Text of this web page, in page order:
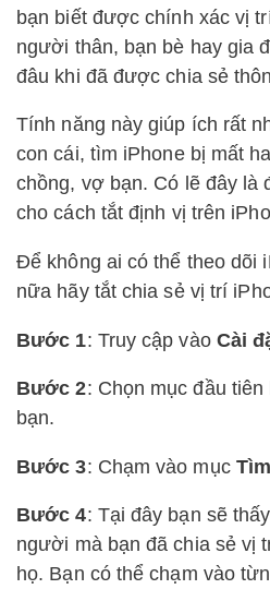
bạn biết được chính xác vị
người thân, bạn bè hay gia
đâu khi đã được chia sẻ
Tính năng này giúp ích rất
con cái, tìm iPhone bị mất
chồng, vợ bạn. Có lẽ đây là
cho cách tắt định vị trên
Để không ai có thể theo dõi
nữa hãy tắt chia sẻ vị trí
Bước 1: Truy cập vào Cài
Bước 2: Chọn mục đầu
bạn.
Bước 3: Chạm vào mục Tìm
Bước 4: Tại đây bạn sẽ
người mà bạn đã chia sẻ vị
họ. Bạn có thể chạm vào